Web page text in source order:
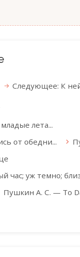
Следующее: К
лета...
от обедни...
уж темно; близ
Пушкин А. С. — То